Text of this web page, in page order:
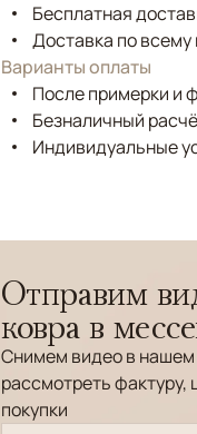
Бесплатная
Доставка по всему
Варианты оплаты
После примерки и
Безналичный
Индивидуальные
Отправим
ковра в
Снимем видео в нашем
рассмотреть фактуру,
покупки